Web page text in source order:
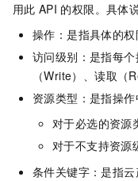
用此 API 的权限。具体
操作：是指具体的权
访问级别：是指每
（Write）、读取（
资源类型：是指操
对于必选的资源
对于不支持资源
条件关键字：是指云